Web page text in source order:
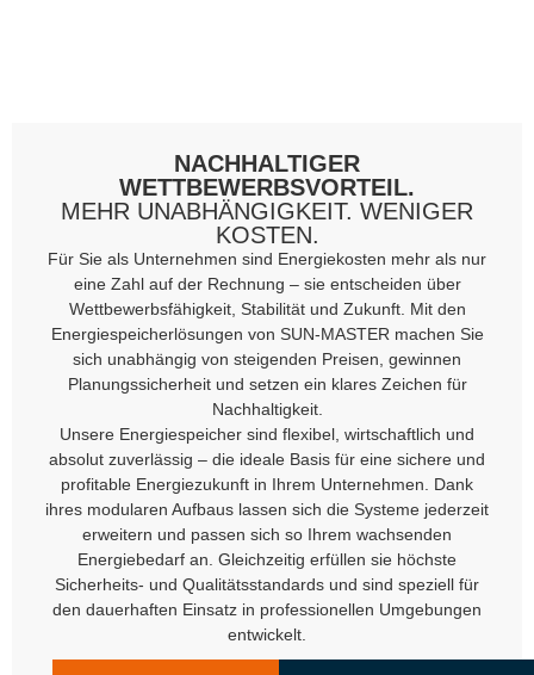
NACHHALTIGER
WETTBEWERBSVORTEIL.
MEHR UNABHÄNGIGKEIT. WENIGER
KOSTEN.
Für Sie als Unternehmen sind Energiekosten mehr als nur
eine Zahl auf der Rechnung – sie entscheiden über
Wettbewerbsfähigkeit, Stabilität und Zukunft. Mit den
Energiespeicherlösungen von SUN-MASTER machen Sie
sich unabhängig von steigenden Preisen, gewinnen
Planungssicherheit und setzen ein klares Zeichen für
Nachhaltigkeit.
Unsere Energiespeicher sind flexibel, wirtschaftlich und
absolut zuverlässig – die ideale Basis für eine sichere und
profitable Energiezukunft in Ihrem Unternehmen. Dank
ihres modularen Aufbaus lassen sich die Systeme jederzeit
erweitern und passen sich so Ihrem wachsenden
Energiebedarf an. Gleichzeitig erfüllen sie höchste
Sicherheits- und Qualitätsstandards und sind speziell für
den dauerhaften Einsatz in professionellen Umgebungen
entwickelt.